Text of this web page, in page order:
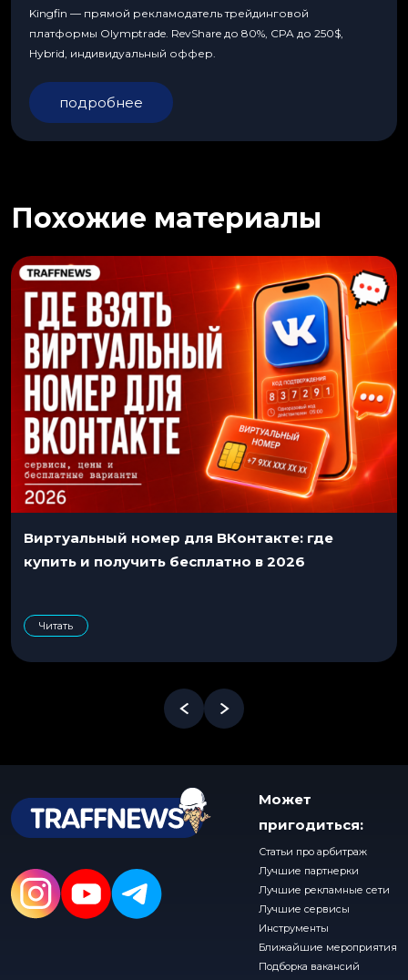
Kingfin — прямой рекламодатель трейдинговой
платформы Olymptrade. RevShare до 80%, CPA до 250$,
Hybrid, индивидуальный оффер.
подробнее
Похожие материалы
Виртуальный номер для ВКонтакте: где
купить и получить бесплатно в 2026
Читать
Может
пригодиться:
Статьи про арбитраж
Лучшие партнерки
Лучшие рекламные сети
Лучшие сервисы
Инструменты
Ближайшие мероприятия
Подборка вакансий